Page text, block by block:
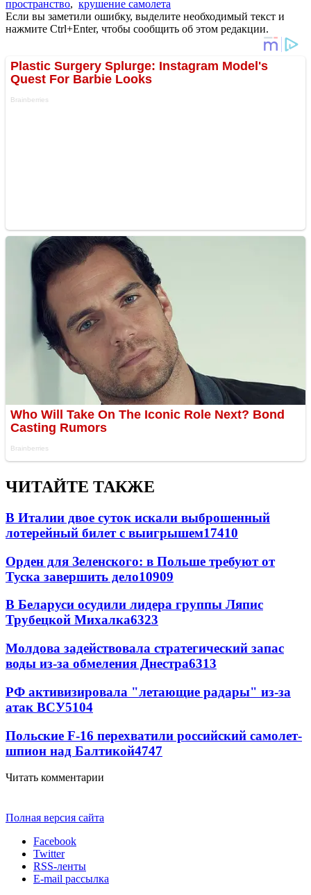
пространство, крушение самолета
Если вы заметили ошибку, выделите необходимый текст и
нажмите Ctrl+Enter, чтобы сообщить об этом редакции.
ЧИТАЙТЕ ТАКЖЕ
В Италии двое суток искали выброшенный
лотерейный билет с выигрышем17410
Орден для Зеленского: в Польше требуют от
Туска завершить дело10909
В Беларуси осудили лидера группы Ляпис
Трубецкой Михалка6323
Молдова задействовала стратегический запас
воды из-за обмеления Днестра6313
РФ активизировала "летающие радары" из-за
атак ВСУ5104
Польские F-16 перехватили российский самолет-
шпион над Балтикой4747
Читать комментарии
Полная версия сайта
Facebook
Twitter
RSS-ленты
E-mail рассылка